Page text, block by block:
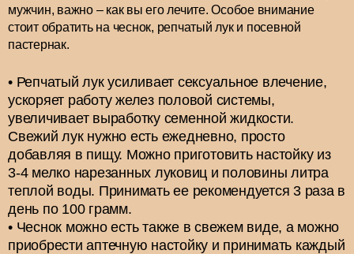
мужчин, важно – как вы его лечите. Особое внимание
стоит обратить на чеснок, репчатый лук и посевной
пастернак.
Репчатый лук усиливает сексуальное влечение,
ускоряет работу желез половой системы,
увеличивает выработку семенной жидкости.
Свежий лук нужно есть ежедневно, просто
добавляя в пищу. Можно приготовить настойку из
3-4 мелко нарезанных луковиц и половины литра
теплой воды. Принимать ее рекомендуется 3 раза в
день по 100 грамм.
Чеснок можно есть также в свежем виде, а можно
приобрести аптечную настойку и принимать каждый